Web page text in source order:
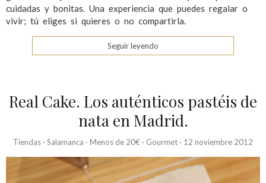
cuidadas y bonitas. Una experiencia que puedes regalar o
vivir; tú eliges si quieres o no compartirla.
Seguir leyendo
Real Cake. Los auténticos pastéis de
nata en Madrid.
Tiendas · Salamanca · Menos de 20€ · Gourmet · 12 noviembre 2012